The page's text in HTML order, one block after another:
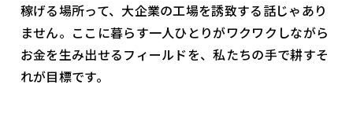
稼げる場所って、大企業の工場を誘致する話じゃあり
ません。ここに暮らす一人ひとりがワクワクしながら
お金を生み出せるフィールドを、私たちの手で耕す――そ
れが目標です。